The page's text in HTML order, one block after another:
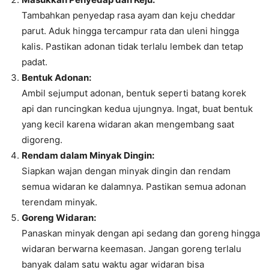
Tambahkan penyedap rasa ayam dan keju cheddar
parut. Aduk hingga tercampur rata dan uleni hingga
kalis. Pastikan adonan tidak terlalu lembek dan tetap
padat.
Bentuk Adonan:
Ambil sejumput adonan, bentuk seperti batang korek
api dan runcingkan kedua ujungnya. Ingat, buat bentuk
yang kecil karena widaran akan mengembang saat
digoreng.
Rendam dalam Minyak Dingin:
Siapkan wajan dengan minyak dingin dan rendam
semua widaran ke dalamnya. Pastikan semua adonan
terendam minyak.
Goreng Widaran:
Panaskan minyak dengan api sedang dan goreng hingga
widaran berwarna keemasan. Jangan goreng terlalu
banyak dalam satu waktu agar widaran bisa